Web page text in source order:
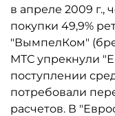
в апреле 2009 г.,
покупки 49,9%
"ВымпелКом"
МТС упрекнули
поступлении
потребовали
расчетов. В